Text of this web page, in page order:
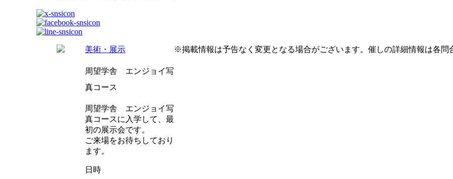
美術・展示
周望学舎 エンジョイ写
真コース
周望学舎 エンジョイ写
真コースに入学して、最
初の展示会です。
ご来場をお待ちしており
ます。
日時
※掲載情報は予告なく変更となる場合がございます。催しの詳細情報は各問